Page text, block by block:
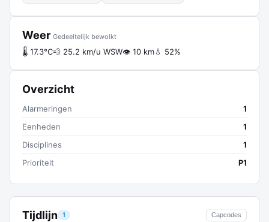
Tijdlijn 1 Capcodes
Weer Gedeeltelijk bewolkt
🌡 17.3°C💨 25.2 km/u WSW👁 10 km💧 52%
Overzicht
Alarmeringen
1
Eenheden
1
Disciplines
1
Prioriteit
P1